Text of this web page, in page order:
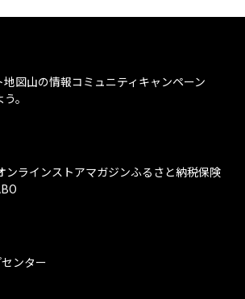
地図山の情報コミュニティ キャンペーン
。
ンラインストアマガジンふるさと納税保険
ンター